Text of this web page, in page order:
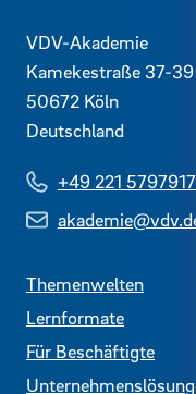
Kontaktdaten
VDV-Akademie
Kamekestraße 37-39
50672 Köln
Deutschland
+49 221
Themenwelten
Lernformate
Für Beschäftigte